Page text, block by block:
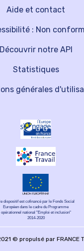
Découvrir notre API
Aide et contact
Statistiques
: Non
générales
dispositif est cofinancé par le Fonds Social
Européen dans le cadre du Programme
opérationnel national "Emploi et inclusion"
2014-2020
© propulsé par FRANCE